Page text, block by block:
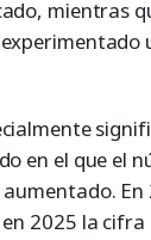
mientras
en el que el
2025 la cifra